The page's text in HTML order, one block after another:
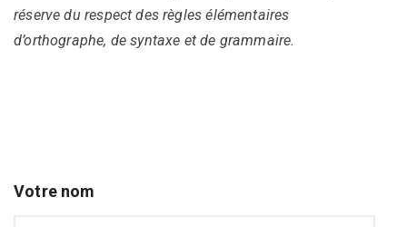
réserve du respect des règles élémentaires
d’orthographe, de syntaxe et de grammaire.
Votre nom